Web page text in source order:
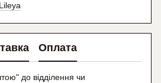
Оплата
до відділення чи